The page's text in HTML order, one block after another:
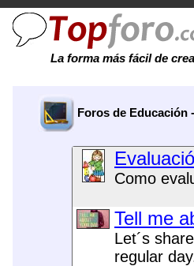
La forma más fácil de
Foros de Educación
Como
Tell me
Let´s
regular